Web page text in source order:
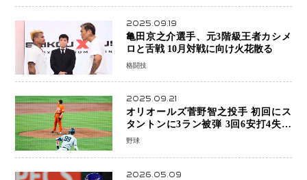
2025.09.19
亀田京之介選手、元3階級王者カシメ
格闘技
2025.09.21
オリオールズ菅野智之投手 初回にス
タントンに3ラン被弾 3回6安打4失点
で降板
野球
2026.05.09